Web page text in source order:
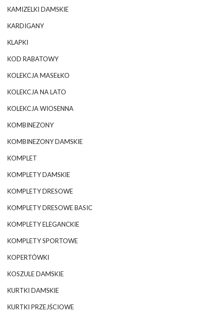
KAMIZELKI DAMSKIE
KARDIGANY
KLAPKI
KOD RABATOWY
KOLEKCJA MASEŁKO
KOLEKCJA NA LATO
KOLEKCJA WIOSENNA
KOMBINEZONY
KOMBINEZONY DAMSKIE
KOMPLET
KOMPLETY DAMSKIE
KOMPLETY DRESOWE
KOMPLETY DRESOWE BASIC
KOMPLETY ELEGANCKIE
KOMPLETY SPORTOWE
KOPERTÓWKI
KOSZULE DAMSKIE
KURTKI DAMSKIE
KURTKI PRZEJŚCIOWE